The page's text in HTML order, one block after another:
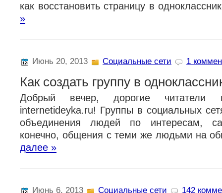
как восстановить страницу в
»
Июнь 20, 2013 Социальные сети 1
Как создать группу в
Добрый вечер, дорогие читатели
internetideyka.ru! Группы в социальных
объединения людей по интересам,
конечно, общения с теми же людьми на
далее »
Июнь 6, 2013 Социальные сети 142